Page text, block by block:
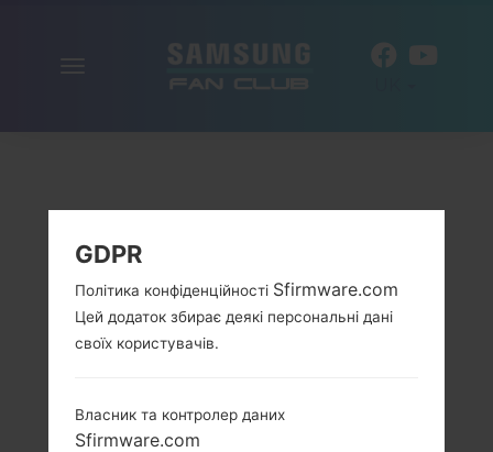
GDPR
Політика конфіденційності Sfirmware.com
Цей додаток збирає деякі персональні дані
своїх користувачів.
Власник та контролер даних
Sfirmware.com